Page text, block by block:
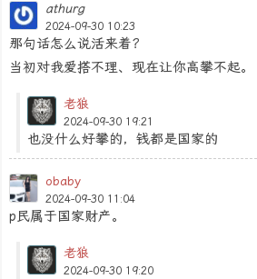
athurg
2024-09-30 10:23
那句话怎么说活来着？
当初对我爱搭不理、现在让你高攀不起。
老狼
2024-09-30 19:21
也没什么好攀的，钱都是国家的
obaby
2024-09-30 11:04
p民属于国家财产。
老狼
2024-09-30 19:20